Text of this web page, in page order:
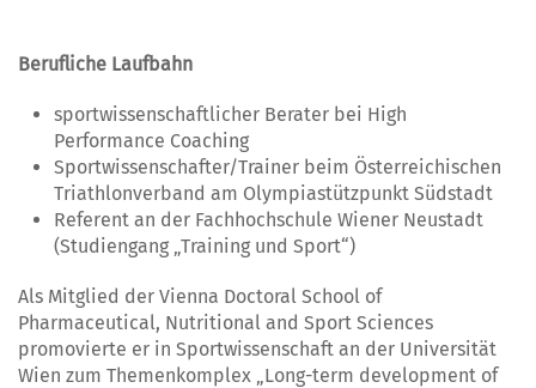
Berufliche Laufbahn
sportwissenschaftlicher Berater bei High
Performance Coaching
Sportwissenschafter/Trainer beim Österreichischen
Triathlonverband am Olympiastützpunkt Südstadt
Referent an der Fachhochschule Wiener Neustadt
(Studiengang „Training und Sport“)
Als Mitglied der Vienna Doctoral School of
Pharmaceutical, Nutritional and Sport Sciences
promovierte er in Sportwissenschaft an der Universität
Wien zum Themenkomplex „Long-term development of